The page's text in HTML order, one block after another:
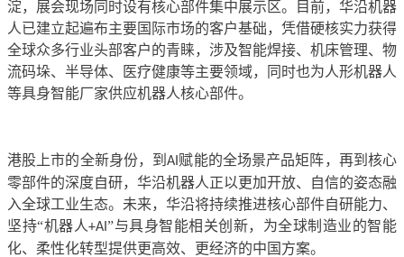
淀，展会现场同时设有核心部件集中展示区。目前，华沿机器
人已建立起遍布主要国际市场的客户基础，凭借硬核实力获得
全球众多行业头部客户的青睐，涉及智能焊接、机床管理、物
流码垛、半导体、医疗健康等主要领域，同时也为人形机器人
等具身智能厂家供应机器人核心部件。
港股上市的全新身份，到AI 赋能的全场景产品矩阵，再到核心
零部件的深度自研，华沿机器人正以更加开放、自信的姿态融
入全球工业生态。未来，华沿将持续推进核心部件自研能力、
坚持“机器人+AI”与具身智能相关创新，为全球制造业的智能
化、柔性化转型提供更高效、更经济的中国方案。